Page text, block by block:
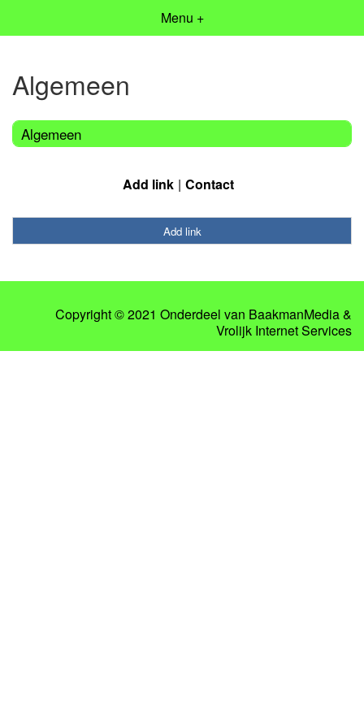
Menu +
Algemeen
Algemeen
Add link Contact
Add link
Copyright © 2021 Onderdeel van BaakmanMedia&
Vrolijk Internet Services